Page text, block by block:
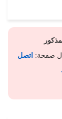
صفحة: اتصل